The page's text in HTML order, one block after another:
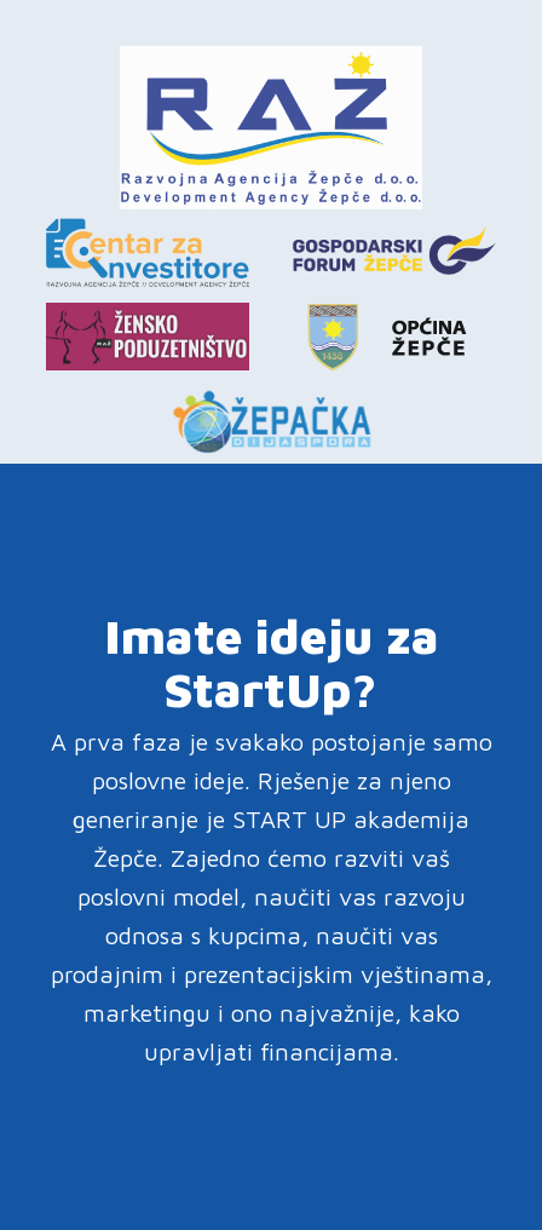
Imate ideju za
StartUp?
A prva faza je svakako postojanje samo
poslovne ideje. Rješenje za njeno
generiranje je START UP akademija
Žepče. Zajedno ćemo razviti vaš
poslovni model, naučiti vas razvoju
odnosa s kupcima, naučiti vas
prodajnim i prezentacijskim vještinama,
marketingu i ono najvažnije, kako
upravljati financijama.